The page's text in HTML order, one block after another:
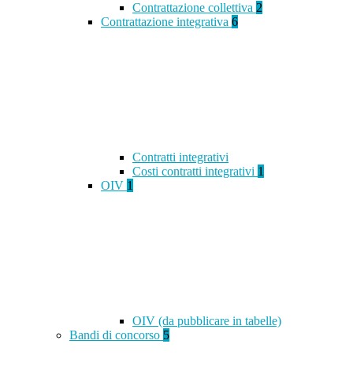
Contrattazione collettiva 2
Contrattazione integrativa 6
Contratti integrativi
Costi contratti integrativi 1
OIV 1
OIV (da pubblicare in tabelle)
Bandi di concorso 5